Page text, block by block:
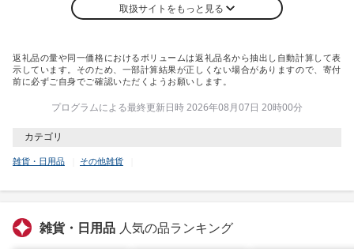
取扱サイトをもっと見る
返礼品の量や同一価格におけるボリュームは返礼品名から抽出し自動計算して表
示しています。そのため、一部計算結果が正しくない場合がありますので、寄付
前に必ずご自身でご確認いただくようお願いします。
プログラムによる最終更新日時 2026年08月07日 20時00分
カテゴリ
雑貨・日用品 その他雑貨
雑貨・日用品 人気の品ランキング